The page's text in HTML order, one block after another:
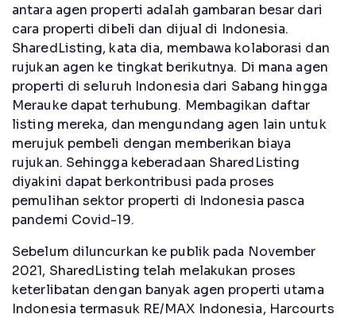
antara agen properti adalah gambaran besar dari
cara properti dibeli dan dijual di Indonesia.
SharedListing, kata dia, membawa kolaborasi dan
rujukan agen ke tingkat berikutnya. Di mana agen
properti di seluruh Indonesia dari Sabang hingga
Merauke dapat terhubung. Membagikan daftar
listing mereka, dan mengundang agen lain untuk
merujuk pembeli dengan memberikan biaya
rujukan. Sehingga keberadaan SharedListing
diyakini dapat berkontribusi pada proses
pemulihan sektor properti di Indonesia pasca
pandemi Covid-19.
Sebelum diluncurkan ke publik pada November
2021, SharedListing telah melakukan proses
keterlibatan dengan banyak agen properti utama
Indonesia termasuk RE/MAX Indonesia, Harcourts